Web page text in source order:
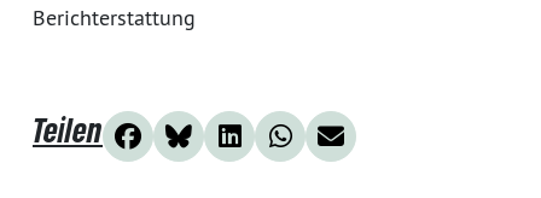
Berichterstattung
Teilen